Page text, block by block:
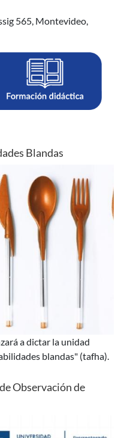
565, Montevideo,
Blandas
blandas" (tafha).
Observación de